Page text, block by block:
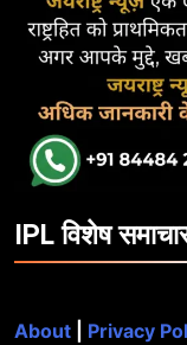
IPL विशेष
About Privacy